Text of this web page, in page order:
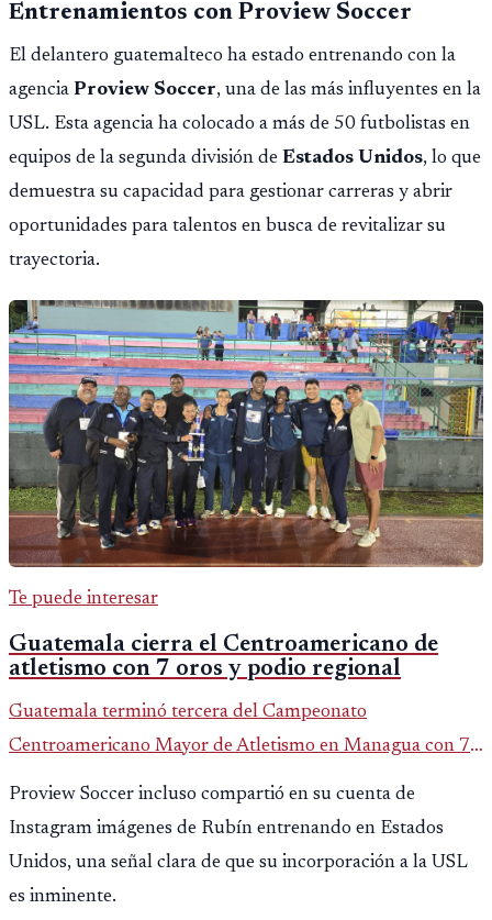
Entrenamientos con Proview Soccer
El delantero guatemalteco ha estado entrenando con la
agencia Proview Soccer, una de las más influyentes en la
USL. Esta agencia ha colocado a más de 50 futbolistas en
equipos de la segunda división de Estados Unidos, lo que
demuestra su capacidad para gestionar carreras y abrir
oportunidades para talentos en busca de revitalizar su
trayectoria.
Te puede interesar
Guatemala cierra el Centroamericano de
atletismo con 7 oros y podio regional
Guatemala terminó tercera del Campeonato
Centroamericano Mayor de Atletismo en Managua con 7
oros, 5 platas y 2 bronces, según la publicación oficial de
Proview Soccer incluso compartió en su cuenta de
Instagram imágenes de Rubín entrenando en Estados
Unidos, una señal clara de que su incorporación a la USL
es inminente.